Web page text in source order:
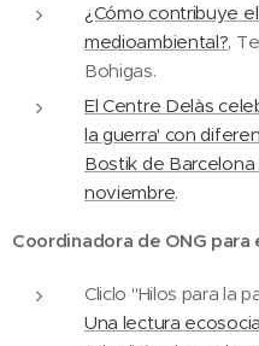
¿Cómo contribuye
medioambiental?,
Bohigas.
El Centre Delàs
la guerra' con
Bostik de
noviembre.
Coordinadora de ONG para
Cliclo "Hilos para la
Una lectura